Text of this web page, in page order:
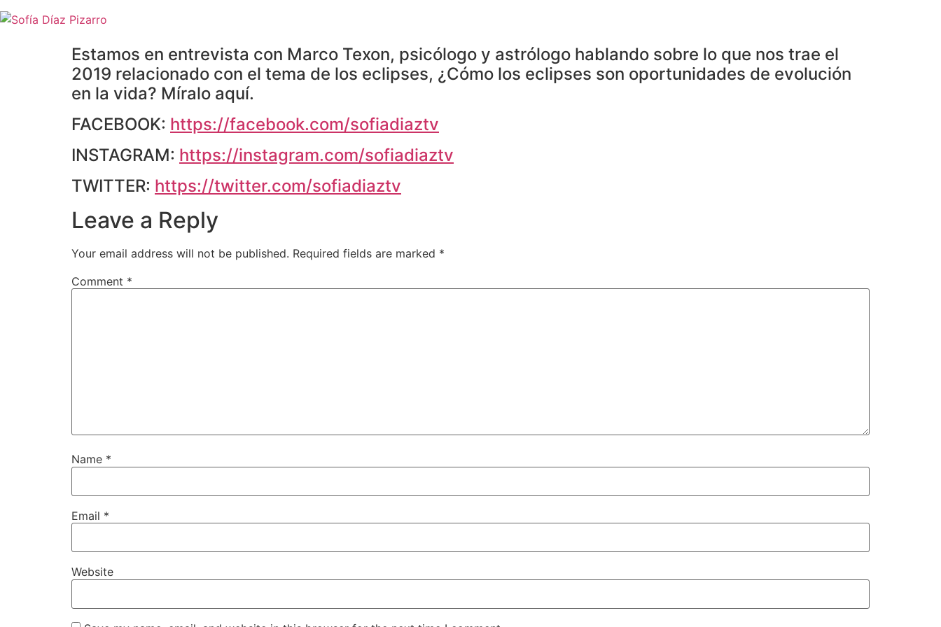
Skip
to
Estamos en entrevista con Marco Texon, psicólogo y astrólogo hablando sobre lo que nos trae el
2019 relacionado con el tema de los eclipses, ¿Cómo los eclipses son oportunidades de evolución
en la vida? Míralo aquí.
FACEBOOK: https://facebook.com/sofiadiaztv
INSTAGRAM: https://instagram.com/sofiadiaztv
TWITTER: https://twitter.com/sofiadiaztv
Leave a Reply
Your email address will not be published. Required fields are marked *
Comment *
Name *
Email *
Website